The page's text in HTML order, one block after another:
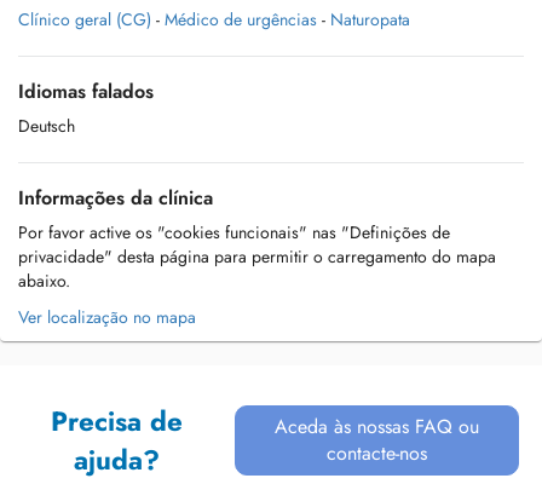
Clínico geral (CG) - Médico de urgências - Naturopata
Idiomas falados
Deutsch
Informações da clínica
Por favor active os "cookies funcionais" nas "Definições de
privacidade" desta página para permitir o carregamento do mapa
abaixo.
Ver localização no mapa
Precisa de
ajuda?
Aceda às nossas FAQ ou
contacte-nos